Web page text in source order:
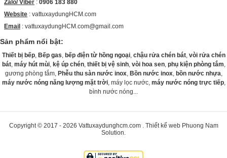
Zalo/ Viber : 0906 183 880
Website : vattuxaydungHCM.com
Email : vattuxaydungHCM.com@gmail.com
Sản phẩm nổi bật:
Thiết bị bếp, Bếp gas, bếp điện từ hồng ngoại, chậu rửa chén bát, vòi rửa chén
bát, máy hút mùi, kệ úp chén, thiết bị vệ sinh, vòi hoa sen, phụ kiện phòng tắm,
gương phòng tắm, Phễu thu sàn nước inox, Bồn nước inox, bồn nước nhựa,
máy nước nóng năng lượng mặt trời, máy lọc nước, máy nước nóng trực tiếp,
bình nước nóng...
Copyright © 2017 - 2026 Vattuxaydunghcm.com. Thiết kế web Phuong Nam
Solution.